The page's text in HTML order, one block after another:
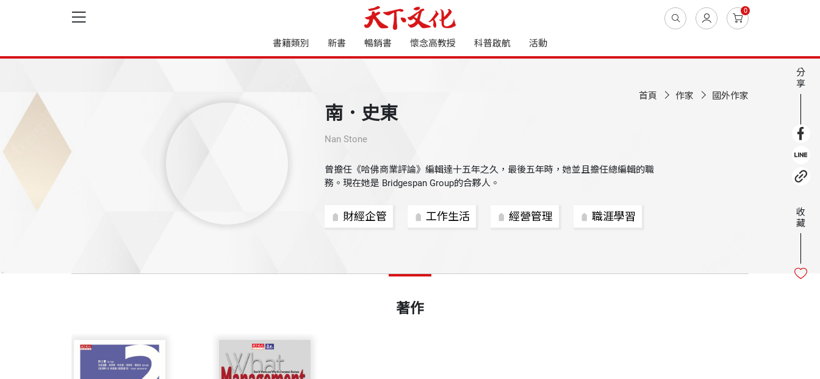
0
書籍類別 新書 暢銷書 懷念高教授 科普啟航 活動
首頁 作家 國外作家
南．史東
Nan Stone
曾擔任《哈佛商業評論》編輯達十五年之久，最後五年時，她並且擔任總編輯的職
務。現在她是 Bridgespan Group的合夥人。
財經企管 工作生活 經營管理 職涯學習
著作
分
享
收
藏